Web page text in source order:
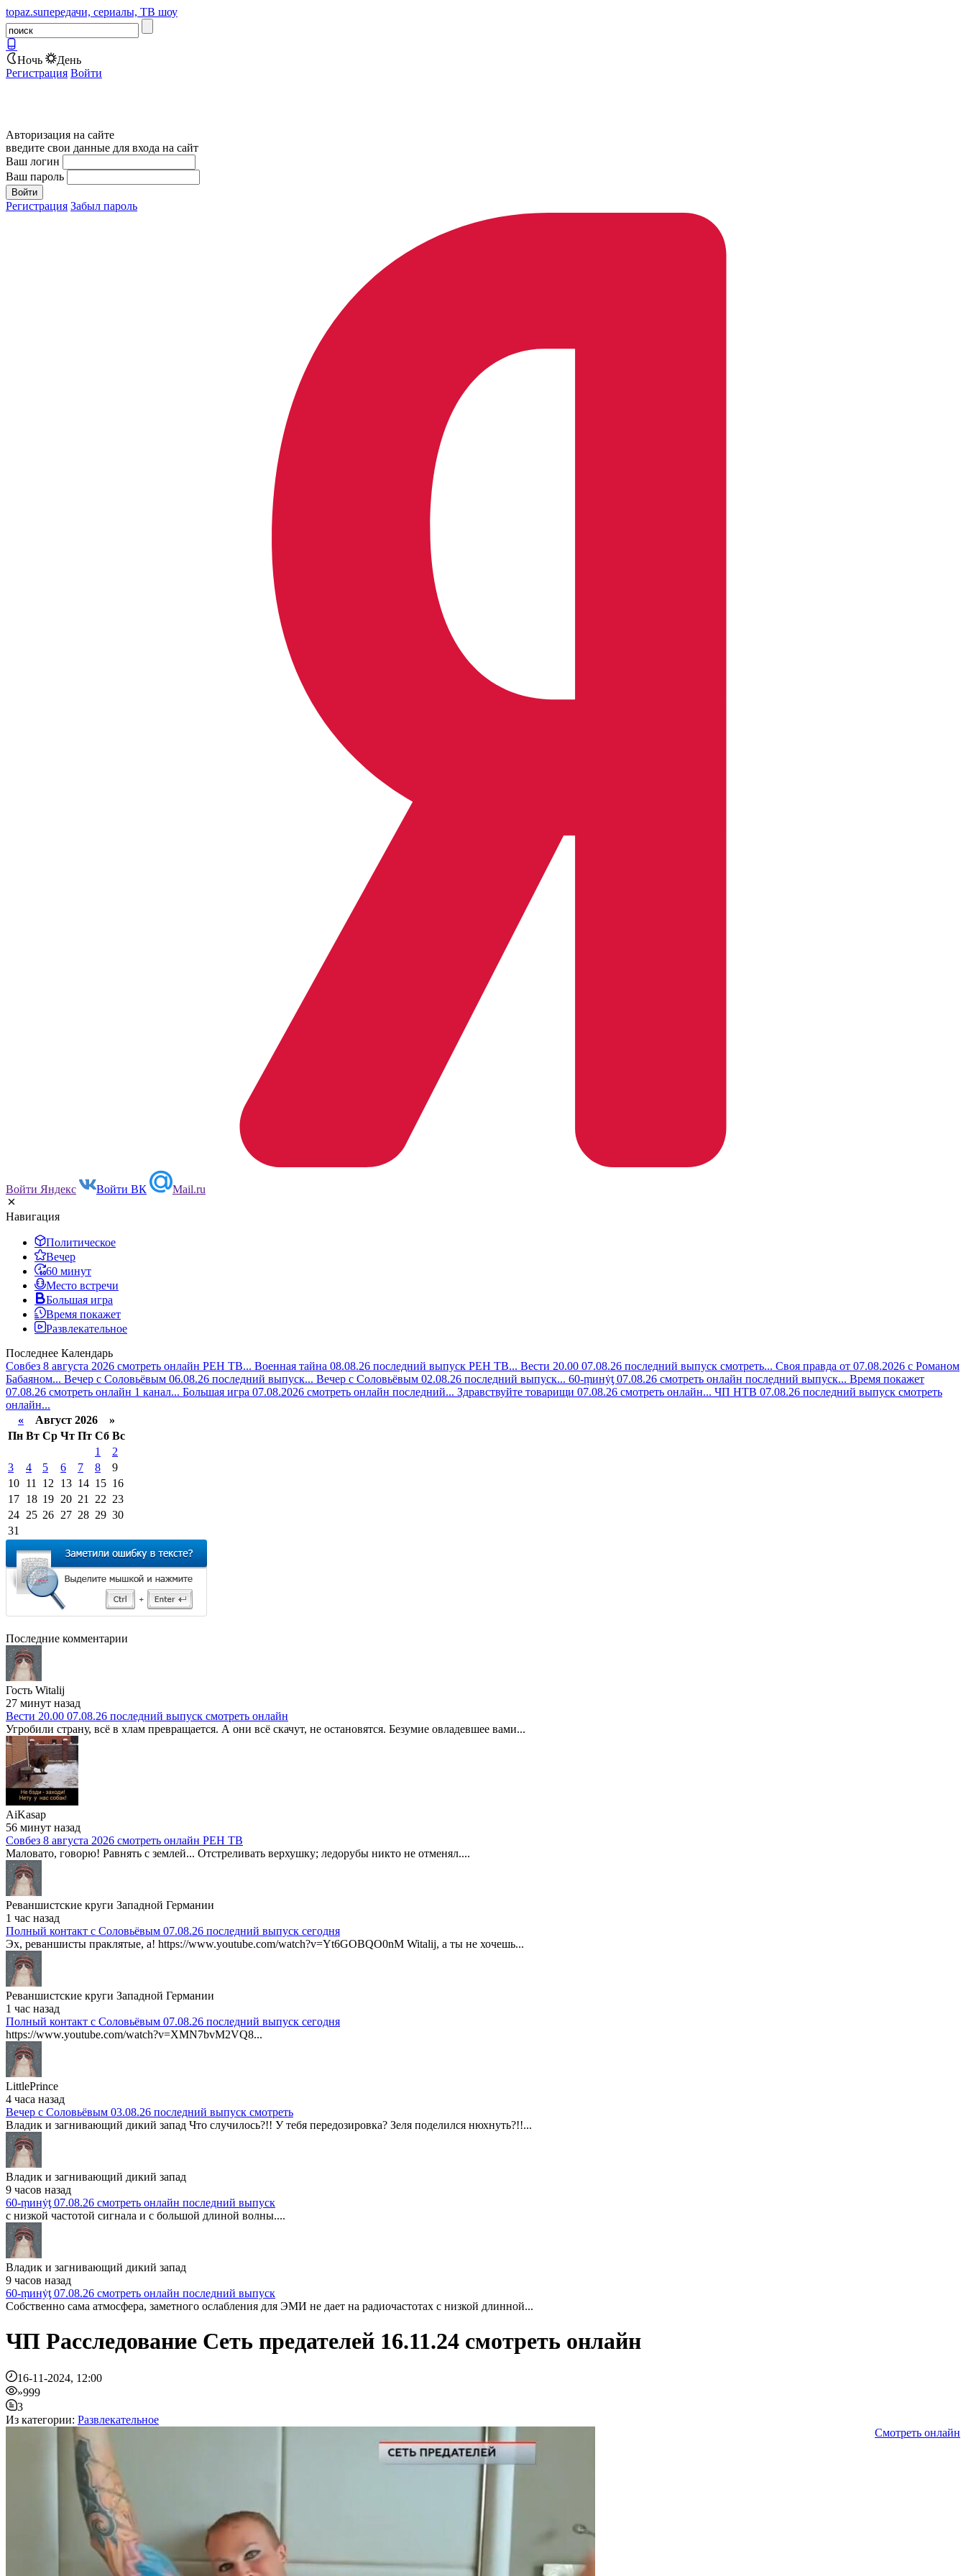
topaz.suпередачи, сериалы, ТВ шоу
Ночь
День
Регистрация Войти
Авторизация на сайте
введите свои данные для входа на сайт
Ваш логин
Ваш пароль
Регистрация Забыл пароль
Войти Яндекс Войти ВК Mail.ru
Навигация
Политическое
Вечер
60 минут
Место встречи
Большая игра
Время покажет
Развлекательное
Последнее Календарь
Совбез 8 августа 2026 смотреть онлайн РЕН ТВ... Военная тайна 08.08.26 последний выпуск РЕН ТВ... Вести 20.00 07.08.26 последний выпуск смотреть... Своя правда от 07.08.2026 с Романом
Бабаяном... Вечер с Соловьёвым 06.08.26 последний выпуск... Вечер с Соловьёвым 02.08.26 последний выпуск... 60-ṃинẏƫ 07.08.26 смотреть онлайн последний выпуск... Время покажет
07.08.26 смотреть онлайн 1 канал... Большая игра 07.08.2026 смотреть онлайн последний... Здравствуйте товарищи 07.08.26 смотреть онлайн... ЧП НТВ 07.08.26 последний выпуск смотреть
онлайн...
« Август 2026 »
Пн Вт Ср Чт Пт Сб Вс
1
2
3
4 5 6 7 8
9
10 11 12 13 14 15 16
17 18 19 20 21 22 23
24 25 26 27 28 29 30
31
Последние комментарии
Гость Witalij
27 минут назад
Вести 20.00 07.08.26 последний выпуск смотреть онлайн
Угробили страну, всё в хлам превращается. А они всё скачут, не остановятся. Безумие овладевшее вами...
AiKasap
56 минут назад
Совбез 8 августа 2026 смотреть онлайн РЕН ТВ
Маловато, говорю! Равнять с землей... Отстреливать верхушку; ледорубы никто не отменял....
Реваншистские круги Западной Германии
1 час назад
Полный контакт с Соловьёвым 07.08.26 последний выпуск сегодня
Эх, реваншисты праклятые, а! https://www.youtube.com/watch?v=Yt6GOBQO0nM Witalij, а ты не хочешь...
Реваншистские круги Западной Германии
1 час назад
Полный контакт с Соловьёвым 07.08.26 последний выпуск сегодня
https://www.youtube.com/watch?v=XMN7bvM2VQ8...
LittlePrince
4 часа назад
Вечер с Соловьёвым 03.08.26 последний выпуск смотреть
Владик и загнивающий дикий запад Что случилось?!! У тебя передозировка? Зеля поделился нюхнуть?!!...
Владик и загнивающий дикий запад
9 часов назад
60-ṃинẏƫ 07.08.26 смотреть онлайн последний выпуск
с низкой частотой сигнала и с большой длиной волны....
Владик и загнивающий дикий запад
9 часов назад
60-ṃинẏƫ 07.08.26 смотреть онлайн последний выпуск
Собственно сама атмосфера, заметного ослабления для ЭМИ не дает на радиочастотах с низкой длинной...
ЧП Расследование Сеть предателей 16.11.24 смотреть онлайн
16-11-2024, 12:00
»999
3
Из категории: Развлекательное
Смотреть онлайн